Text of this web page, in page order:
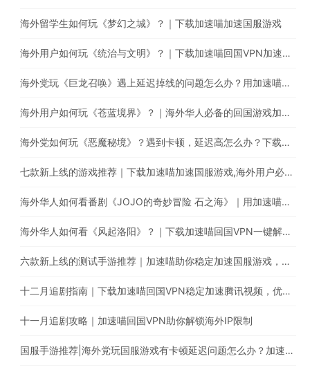
海外留学生如何玩《梦幻之城》？｜下载加速喵加速国服游戏
海外用户如何玩《统治与文明》？｜下载加速喵回国VPN加速国服游戏减少卡顿延迟问题
海外党玩《巨龙召唤》遇上延迟掉线的问题怎么办？用加速喵一键回国稳定加速
海外用户如何玩《苍蓝境界》？｜海外华人必备的回国游戏加速器
海外党如何玩《恶魔秘境》？遇到卡顿，延迟高怎么办？下载加速喵稳定加速国服游戏
七款新上线的游戏推荐｜下载加速喵加速国服游戏,海外用户必备的回国加速器
海外华人如何看番剧《JOJO的奇妙冒险 石之海》｜用加速喵回国VPN解锁哔哩哔哩地域限制
海外华人如何看《风起洛阳》？｜下载加速喵回国VPN一键解锁海外IP限制
六款新上线的测试手游推荐｜加速喵助你稳定加速国服游戏，减少延迟卡顿问题
十二月追剧指南｜下载加速喵回国VPN稳定加速腾讯视频，优酷，爱奇艺，芒果TV等平台
十一月追剧攻略｜加速喵回国VPN助你解锁海外IP限制
国服手游推荐|海外党玩国服游戏有卡顿延迟问题怎么办？加速喵回国VPN助你稳定加速国服游戏